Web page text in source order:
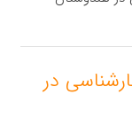
در